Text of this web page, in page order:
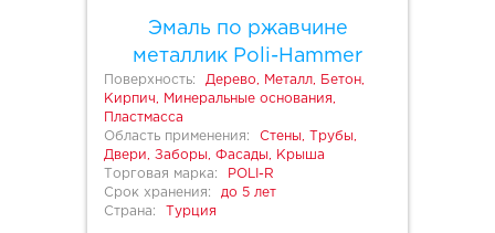
Эмаль по ржавчине
металлик Poli-Hammer
Поверхность:
Дерево, Металл, Бетон,
Кирпич, Минеральные основания,
Пластмасса
Область применения:
Стены, Трубы,
Двери, Заборы, Фасады, Крыша
Торговая марка:
POLI-R
Срок хранения:
до 5 лет
Страна:
Турция